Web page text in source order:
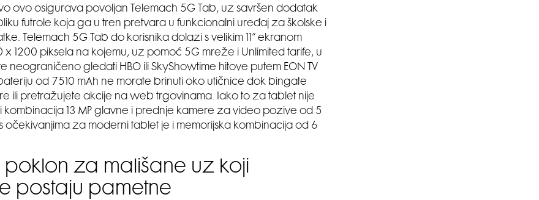
ovo osigurava povoljan Telemach 5G Tab, uz savršen dodatak
futrole koja ga u tren pretvara u funkcionalni uređaj za školske i
Telemach 5G Tab do korisnika dolazi s velikim 11” ekranom
x 1200 piksela na kojemu, uz pomoć 5G mreže i Unlimited tarife, u
neograničeno gledati HBO ili SkyShowtime hitove putem EON TV
od 7510 mAh ne morate brinuti oko utičnice dok bingate
ili pretražujete akcije na web trgovinama. Iako to za tablet nije
kombinacija 13 MP glavne i prednje kamere za video pozive od 5
očekivanjima za moderni tablet je i memorijska kombinacija od 6
za mališane uz koji
postaju pametne